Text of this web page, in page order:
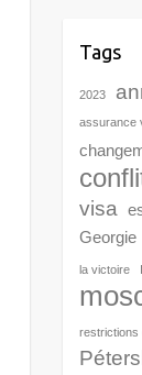
Tags
2023
assurance
visa
Georgie
la victoire
restrictions